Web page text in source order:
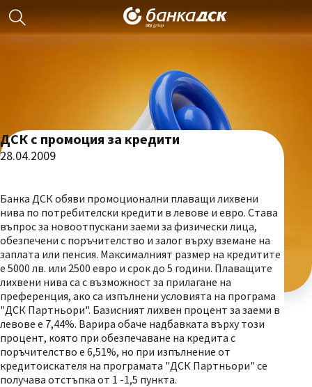
ДСК с промоция за кредити
28.04.2009
Банка ДСК обяви промоционални плаващи лихвени
нива по потребителски кредити в левове и евро. Става
въпрос за новоотпускани заеми за физически лица,
обезпечени с поръчителство и залог върху вземане на
заплата или пенсия. Максималният размер на кредитите
е 5000 лв. или 2500 евро и срок до 5 години. Плаващите
лихвени нива са с възможност за прилагане на
преференция, ако са изпълнени условията на програма
"ДСК Партньори". Базисният лихвен процент за заеми в
левове е 7,44%. Варира обаче надбавката върху този
процент, която при обезпечаване на кредита с
поръчителство е 6,51%, но при изпълнение от
кредитоискателя на програмата "ДСК Партньори" се
получава отстъпка от 1 -1,5 пункта.